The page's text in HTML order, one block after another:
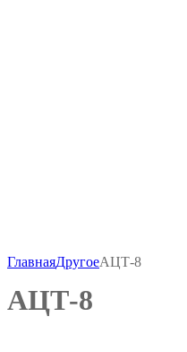
ГлавнаяДругоеАЦТ-8
АЦТ-8